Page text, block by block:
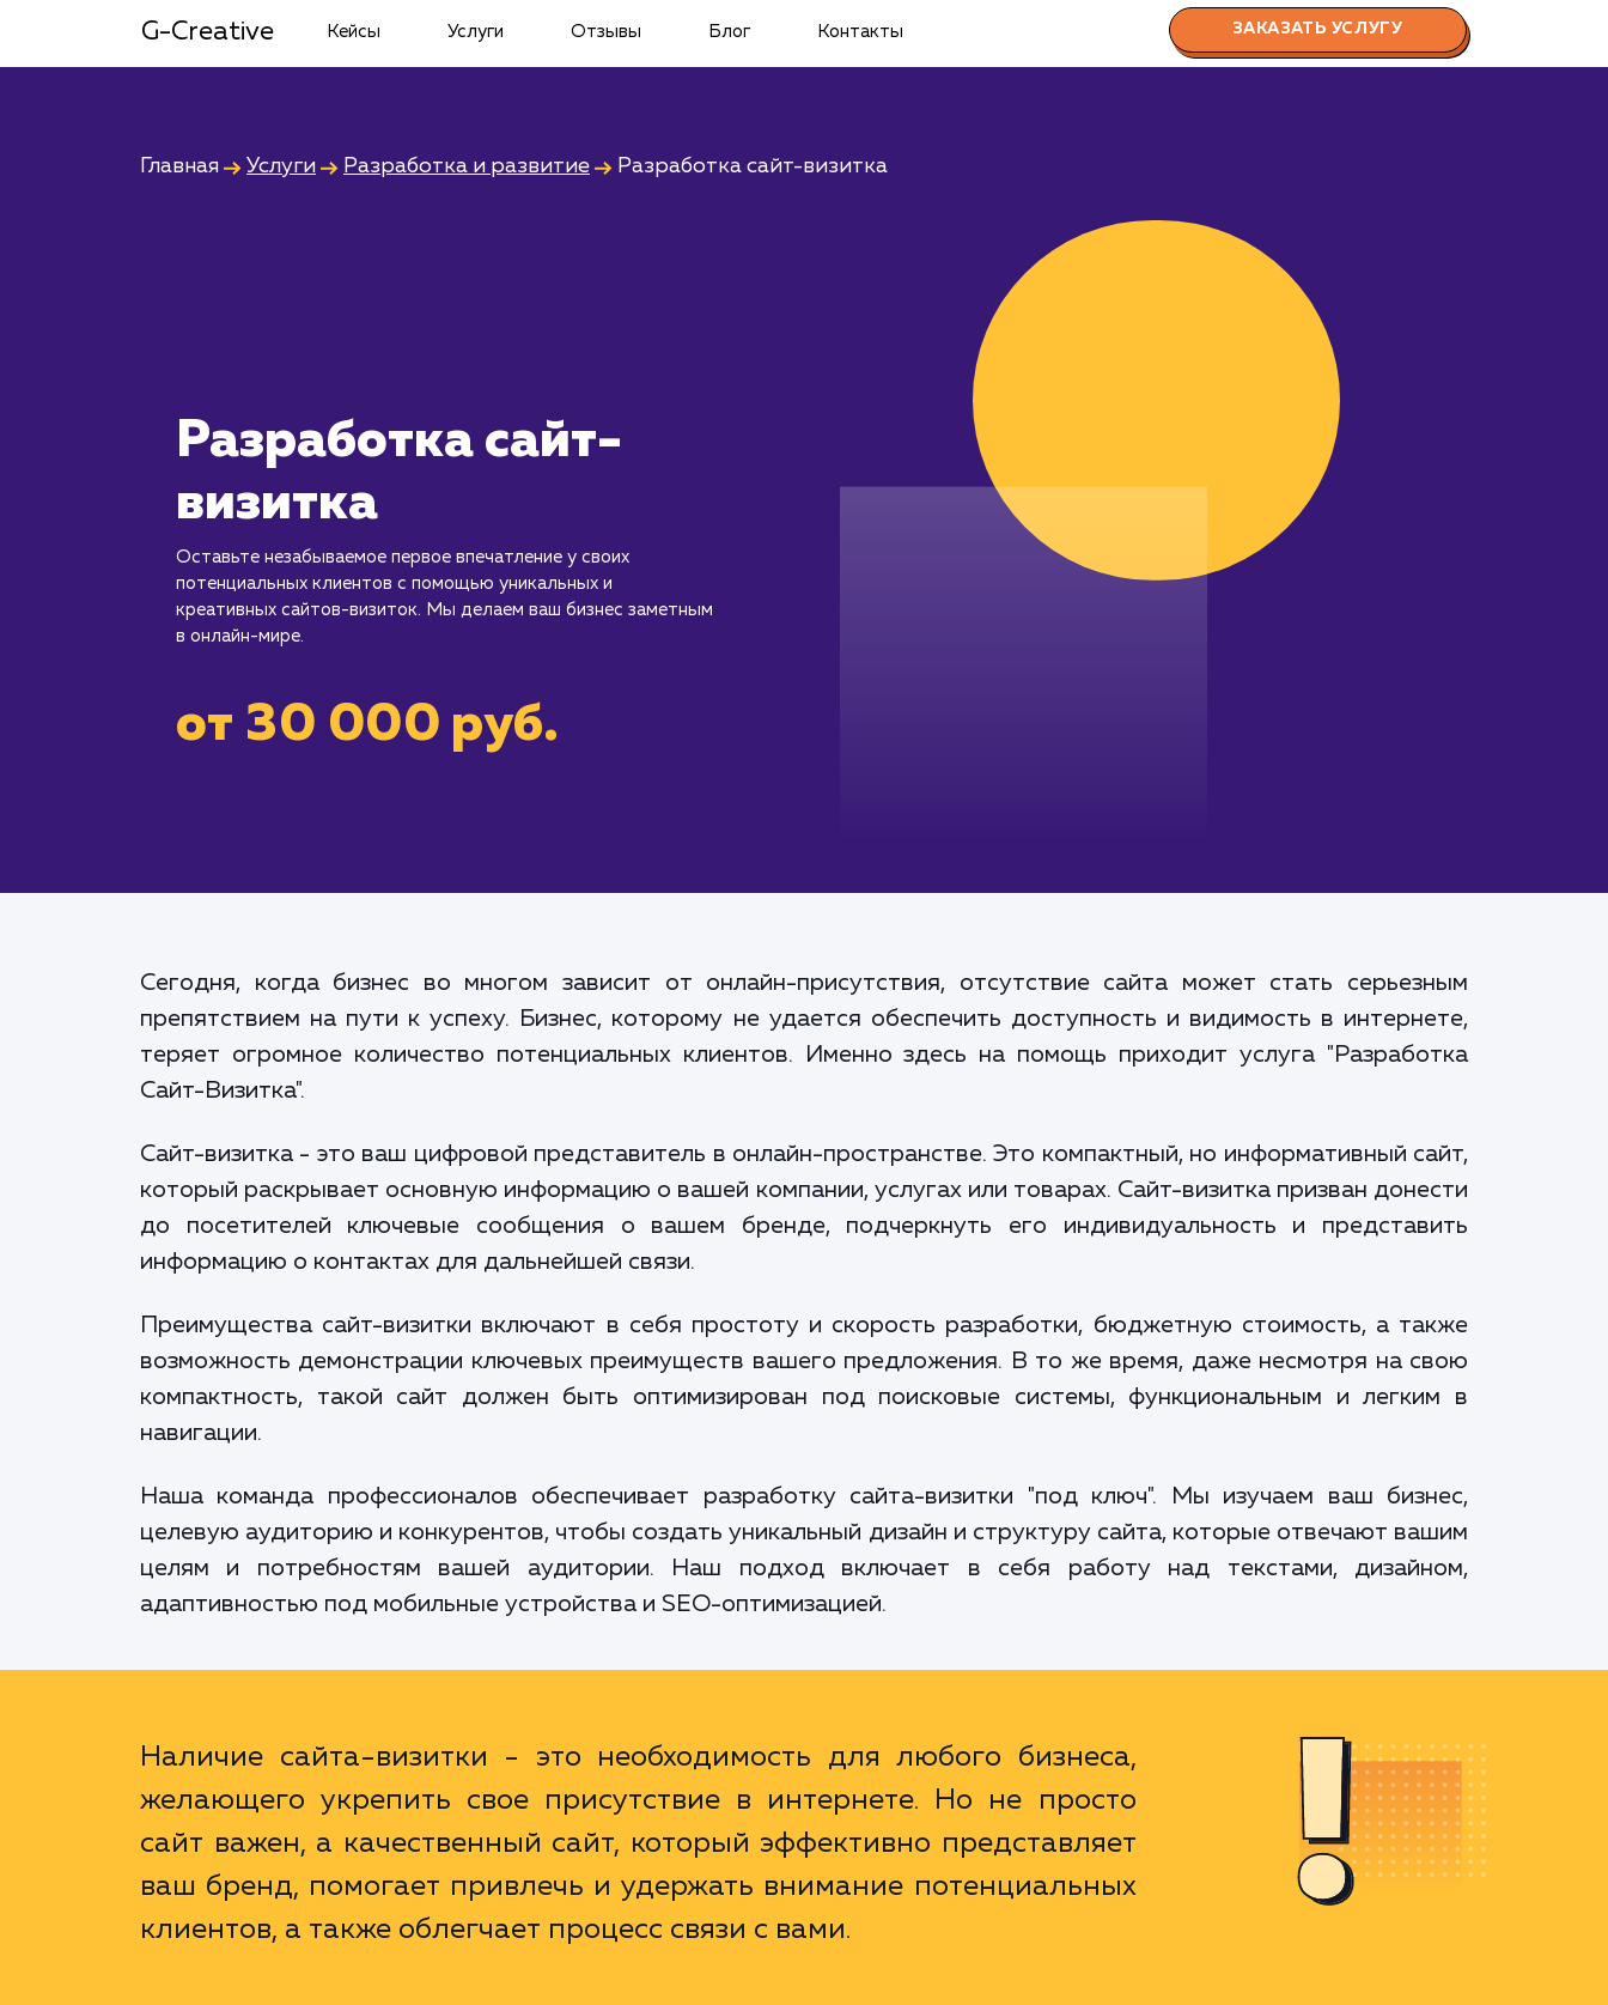
G-Creative Кейсы Услуги Отзывы Блог Контакты ЗАКАЗАТЬ УСЛУГУ
Главная Услуги Разработка и развитие Разработка сайт-визитка
Разработка сайт-
визитка
Оставьте незабываемое первое впечатление у своих
потенциальных клиентов с помощью уникальных и
креативных сайтов-визиток. Мы делаем ваш бизнес заметным
в онлайн-мире.
от 30 000 руб.
Сегодня, когда бизнес во многом зависит от онлайн-присутствия, отсутствие сайта может стать серьезным
препятствием на пути к успеху. Бизнес, которому не удается обеспечить доступность и видимость в интернете,
теряет огромное количество потенциальных клиентов. Именно здесь на помощь приходит услуга "Разработка
Сайт-Визитка".
Сайт-визитка - это ваш цифровой представитель в онлайн-пространстве. Это компактный, но информативный сайт,
который раскрывает основную информацию о вашей компании, услугах или товарах. Сайт-визитка призван донести
до посетителей ключевые сообщения о вашем бренде, подчеркнуть его индивидуальность и представить
информацию о контактах для дальнейшей связи.
Преимущества сайт-визитки включают в себя простоту и скорость разработки, бюджетную стоимость, а также
возможность демонстрации ключевых преимуществ вашего предложения. В то же время, даже несмотря на свою
компактность, такой сайт должен быть оптимизирован под поисковые системы, функциональным и легким в
навигации.
Наша команда профессионалов обеспечивает разработку сайта-визитки "под ключ". Мы изучаем ваш бизнес,
целевую аудиторию и конкурентов, чтобы создать уникальный дизайн и структуру сайта, которые отвечают вашим
целям и потребностям вашей аудитории. Наш подход включает в себя работу над текстами, дизайном,
адаптивностью под мобильные устройства и SEO-оптимизацией.
Наличие сайта-визитки - это необходимость для любого бизнеса,
желающего укрепить свое присутствие в интернете. Но не просто
сайт важен, а качественный сайт, который эффективно представляет
ваш бренд, помогает привлечь и удержать внимание потенциальных
клиентов, а также облегчает процесс связи с вами.